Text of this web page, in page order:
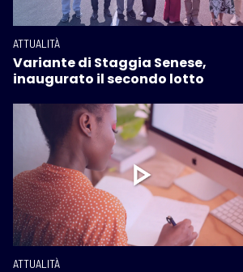
ATTUALITÀ
Variante di Staggia Senese,
inaugurato il secondo lotto
ATTUALITÀ